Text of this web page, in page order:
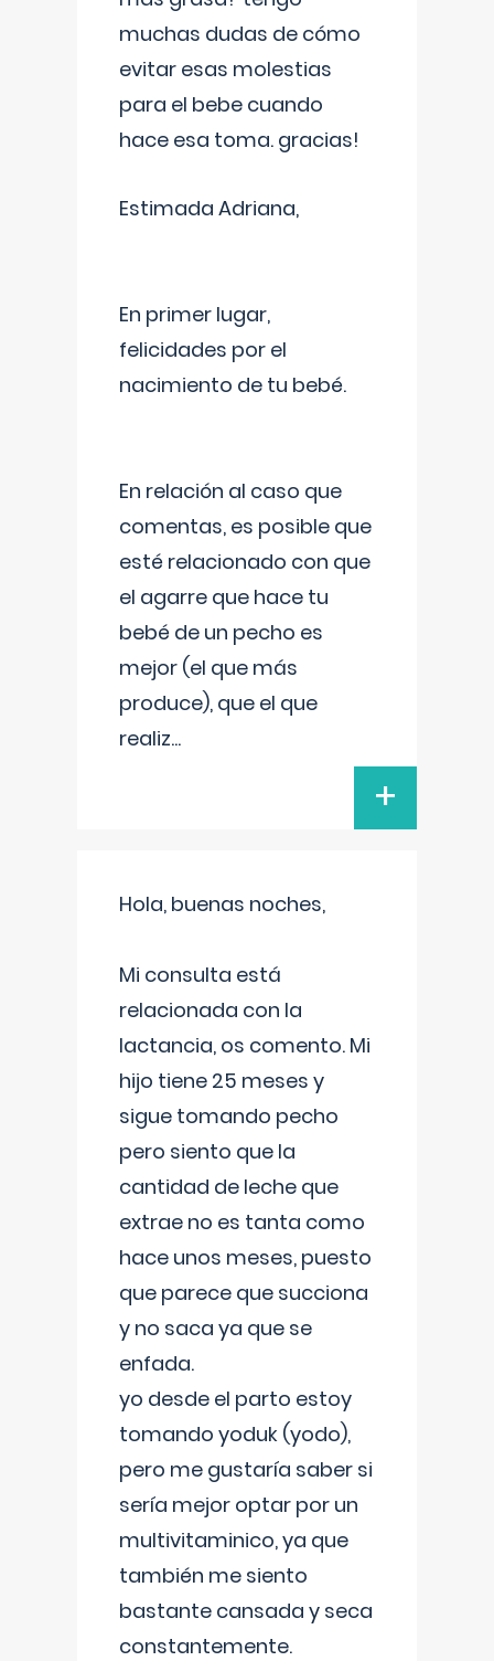
muchas dudas de cómo
evitar esas molestias
para el bebe cuando
hace esa toma. gracias!
Estimada Adriana,
En primer lugar,
felicidades por el
nacimiento de tu bebé.
En relación al caso que
comentas, es posible que
esté relacionado con que
el agarre que hace tu
bebé de un pecho es
mejor (el que más
produce), que el que
realiz...
+
Hola, buenas noches,
Mi consulta está
relacionada con la
lactancia, os comento. Mi
hijo tiene 25 meses y
sigue tomando pecho
pero siento que la
cantidad de leche que
extrae no es tanta como
hace unos meses, puesto
que parece que succiona
y no saca ya que se
enfada.
yo desde el parto estoy
tomando yoduk (yodo),
pero me gustaría saber si
sería mejor optar por un
multivitaminico, ya que
también me siento
bastante cansada y seca
constantemente.